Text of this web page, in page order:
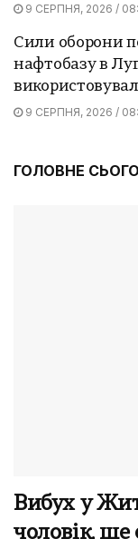
9 СЕРПНЯ, 2026 /
Сили оборони
нафтобазу в
9 СЕРПНЯ, 2026 /
ГОЛОВНЕ
Вибух у
чоловік,